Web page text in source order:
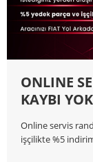
ONLINE
KAYBI
Online servis
işçilikte %5